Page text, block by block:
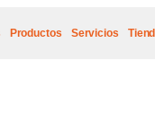
Productos Servicios